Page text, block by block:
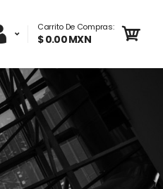
Carrito De Compras:
$ 0.00 MXN